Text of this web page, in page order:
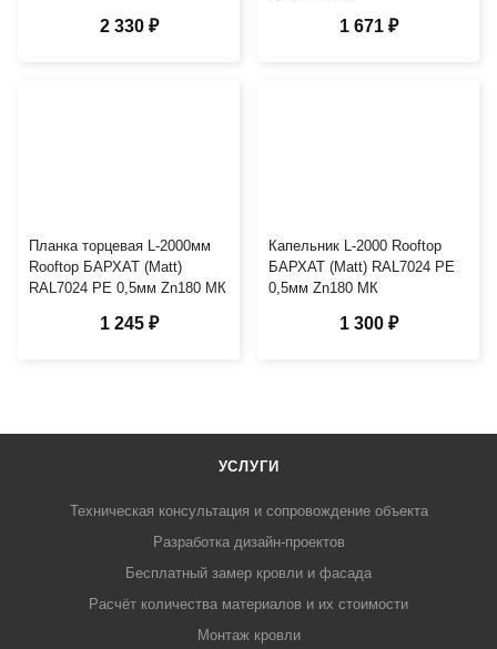
2 330 ₽ 1 671 ₽
Планка торцевая L-2000мм
Rooftop БАРХАТ (Matt)
RAL7024 PE 0,5мм Zn180 МК
1 245 ₽
Капельник L-2000 Rooftop
БАРХАТ (Matt) RAL7024 PE
0,5мм Zn180 МК
1 300 ₽
УСЛУГИ
Техническая консультация и сопровождение объекта
Разработка дизайн-проектов
Бесплатный замер кровли и фасада
Расчёт количества материалов и их стоимости
Монтаж кровли